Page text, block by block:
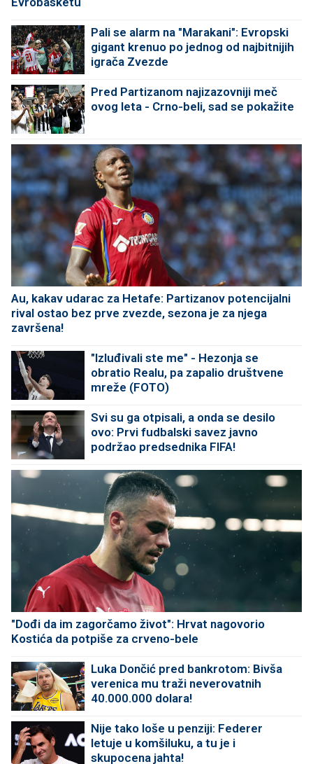
Pali se alarm na "Marakani": Evropski
gigant krenuo po jednog od najbitnijih
igrača Zvezde
Pred Partizanom najizazovniji meč
ovog leta - Crno-beli, sad se pokažite
Au, kakav udarac za Hetafe: Partizanov potencijalni
rival ostao bez prve zvezde, sezona je za njega
završena!
"Izluđivali ste me" - Hezonja se
obratio Realu, pa zapalio društvene
mreže (FOTO)
Svi su ga otpisali, a onda se desilo
ovo: Prvi fudbalski savez javno
podržao predsednika FIFA!
"Dođi da im zagorčamo život": Hrvat nagovorio
Kostića da potpiše za crveno-bele
Luka Dončić pred bankrotom: Bivša
verenica mu traži neverovatnih
40.000.000 dolara!
Nije tako loše u penziji: Federer
letuje u komšiluku, a tu je i
skupocena jahta!